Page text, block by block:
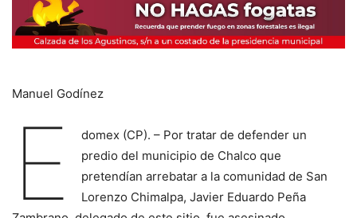
Manuel Godínez
E
domex (CP). – Por tratar de defender un
predio del municipio de Chalco que
pretendían arrebatar a la comunidad de San
Lorenzo Chimalpa, Javier Eduardo Peña